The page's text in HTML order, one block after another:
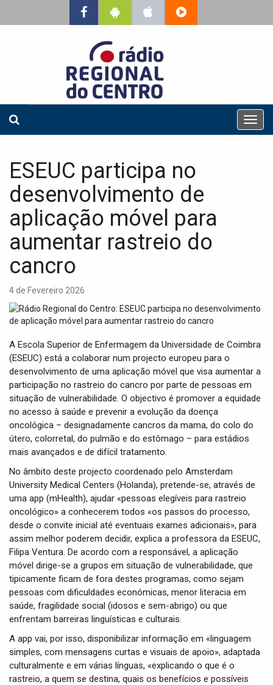
T
o
n
ESEUC participa no
desenvolvimento de
aplicação móvel para
aumentar rastreio do
cancro
4 de Fevereiro 2026
A Escola Superior de Enfermagem da Universidade de Coimbra
(ESEUC) está a colaborar num projecto europeu para o
desenvolvimento de uma aplicação móvel que visa aumentar a
participação no rastreio do cancro por parte de pessoas em
situação de vulnerabilidade. O objectivo é promover a equidade
no acesso à saúde e prevenir a evolução da doença
oncológica – designadamente cancros da mama, do colo do
útero, colorretal, do pulmão e do estômago – para estádios
mais avançados e de difícil tratamento.
No âmbito deste projecto coordenado pelo Amsterdam
University Medical Centers (Holanda), pretende-se, através de
uma app (mHealth), ajudar «pessoas elegíveis para rastreio
oncológico» a conhecerem todos «os passos do processo,
desde o convite inicial até eventuais exames adicionais», para
assim melhor poderem decidir, explica a professora da ESEUC,
Filipa Ventura. De acordo com a responsável, a aplicação
móvel dirige-se a grupos em situação de vulnerabilidade, que
tipicamente ficam de fora destes programas, como sejam
pessoas com dificuldades económicas, menor literacia em
saúde, fragilidade social (idosos e sem-abrigo) ou que
enfrentam barreiras linguísticas e culturais.
A app vai, por isso, disponibilizar informação em «linguagem
simples, com mensagens curtas e visuais de apoio», adaptada
culturalmente e em várias línguas, «explicando o que é o
rastreio, a quem se destina, quais os benefícios e possíveis